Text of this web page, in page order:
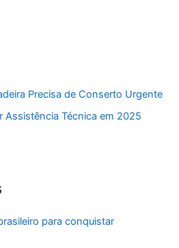
Precisa de Conserto Urgente
Assistência Técnica em 2025
para conquistar